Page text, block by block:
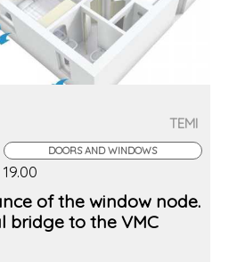
TEMI
DOORS AND WINDOWS
of the window node.
bridge to the VMC